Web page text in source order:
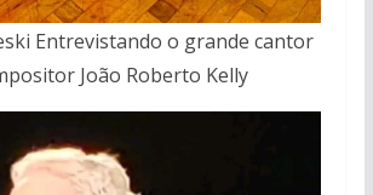
Entrevistando o grande cantor
João Roberto Kelly